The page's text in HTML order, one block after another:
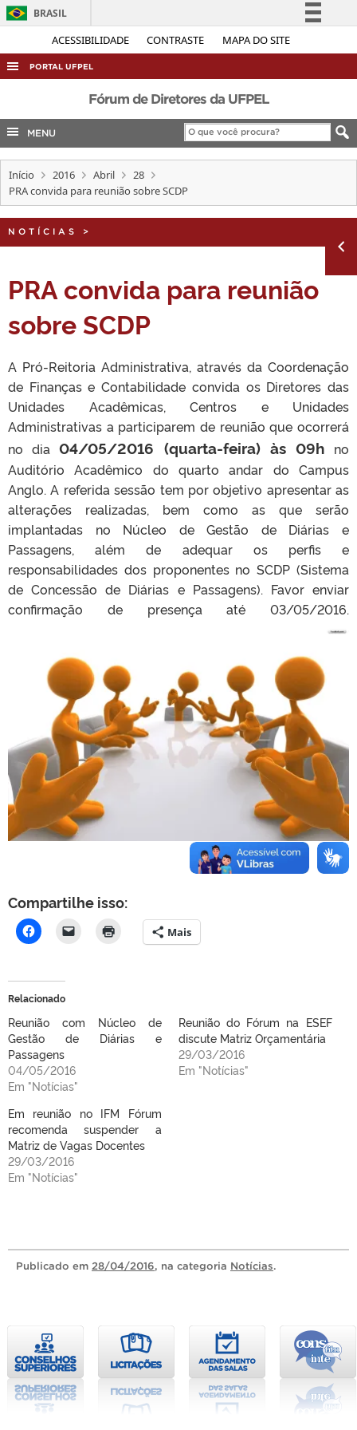
ACESSIBILIDADE CONTRASTE MAPA DO SITE
BRASIL
Simplifique!
Legislação
Canais
PORTAL UFPEL
ACESSO À INFORMAÇÃO
AUDITORIA
COBALTO
CONCURSOS
INTERNACIONAL
PORTARIAS
Fórum de Diretores da UFPEL
MENU
Início 2016 Abril
28
PRA convida para reunião sobre SCDP
NOTÍCIAS >
PRA convida para reunião
sobre SCDP
A Pró-Reitoria Administrativa, através da Coordenação
de Finanças e Contabilidade convida os Diretores das
Unidades Acadêmicas, Centros e Unidades
Administrativas a participarem de reunião que ocorrerá
no dia04/05/2016 (quarta-feira) às 09h no
Auditório Acadêmico do quarto andar do Campus
Anglo. A referida sessão tem por objetivo apresentar as
alterações realizadas, bem como as que serão
implantadas no Núcleo de Gestão de Diárias e
Passagens, além de adequar os perfis e
responsabilidades dos proponentes no SCDP (Sistema
de Concessão de Diárias e Passagens). Favor enviar
confirmação de presença até 03/05/2016.
Compartilhe isso:
Mais
Relacionado
Reunião com Núcleo de
Gestão de Diárias e
Passagens
04/05/2016
Em "Notícias"
Reunião do Fórum na ESEF
discute Matriz Orçamentária
29/03/2016
Em "Notícias"
Em reunião no IFM Fórum
recomenda suspender a
Matriz de Vagas Docentes
29/03/2016
Em "Notícias"
Publicado em 28/04/2016, na categoria Notícias.